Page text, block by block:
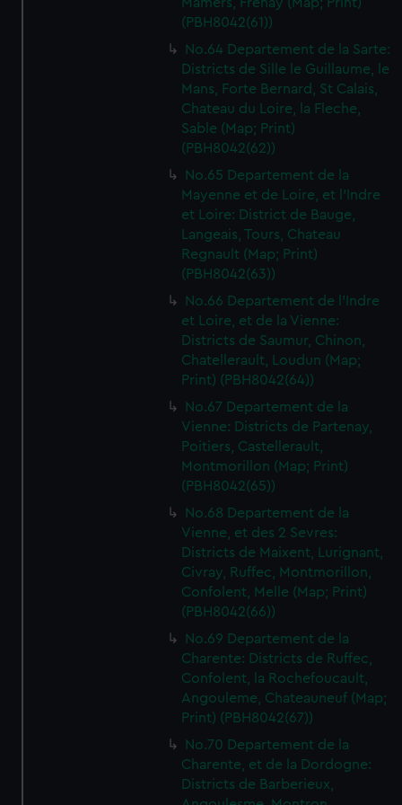
We’d like to use additional cookies to remember your
preferences, understand how our website is used, and to
help us improve it. We may also use cookies to tailor our
marketing to your interests and deliver embedded content
from third-party sources. You can choose to allow all
cookies, change your preferences or opt-out at any time.
(PBH8042(61))
No.64 Departement de la Sarte:
Districts de Sille le Guillaume, le
Mans, Forte Bernard, St Calais,
Chateau du Loire, la Fleche,
Sable (Map; Print)
(PBH8042(62))
No.65 Departement de la
Mayenne et de Loire, et l'Indre
et Loire: District de Bauge,
Langeais, Tours, Chateau
Regnault (Map; Print)
(PBH8042(63))
No.66 Departement de l'Indre
et Loire, et de la Vienne:
Districts de Saumur, Chinon,
Chatellerault, Loudun (Map;
Print) (PBH8042(64))
No.67 Departement de la
Vienne: Districts de Partenay,
Poitiers, Castellerault,
Montmorillon (Map; Print)
(PBH8042(65))
No.68 Departement de la
Vienne, et des 2 Sevres:
Districts de Maixent, Lurignant,
Civray, Ruffec, Montmorillon,
Confolent, Melle (Map; Print)
(PBH8042(66))
No.69 Departement de la
Charente: Districts de Ruffec,
Confolent, la Rochefoucault,
Angouleme, Chateauneuf (Map;
Print) (PBH8042(67))
No.70 Departement de la
Charente, et de la Dordogne:
Districts de Barberieux,